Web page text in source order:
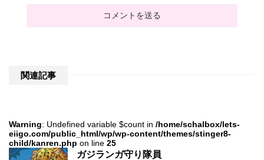
関連記事
Warning: Undefined variable $count in /home/schalbox/lets-
eiigo.com/public_html/wp/wp-content/themes/stinger8-
child/kanren.php on line 25
ガジランガ守り隊員